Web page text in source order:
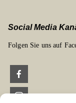
Social Media
Folgen Sie uns auf